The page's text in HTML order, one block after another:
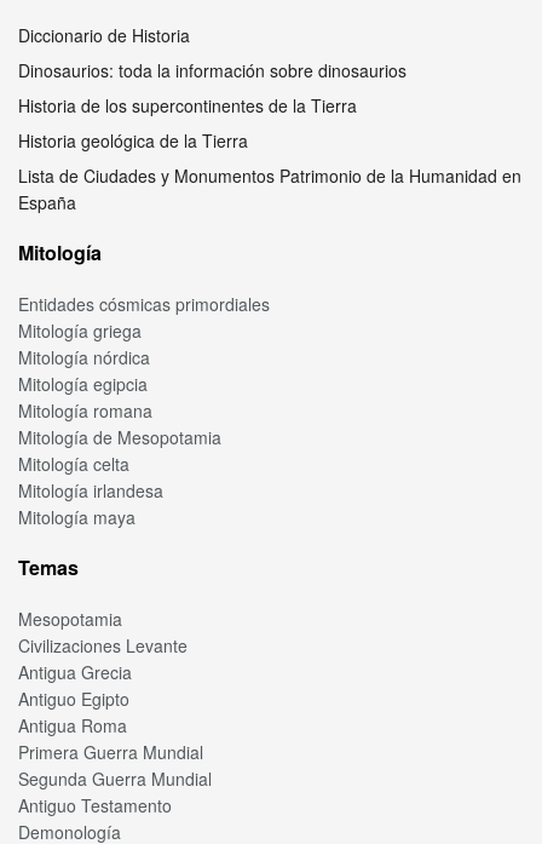
Diccionario de Historia
Dinosaurios: toda la información sobre dinosaurios
Historia de los supercontinentes de la Tierra
Historia geológica de la Tierra
Lista de Ciudades y Monumentos Patrimonio de la Humanidad en
España
Mitología
Entidades cósmicas primordiales
Mitología griega
Mitología nórdica
Mitología egipcia
Mitología romana
Mitología de Mesopotamia
Mitología celta
Mitología irlandesa
Mitología maya
Temas
Mesopotamia
Civilizaciones Levante
Antigua Grecia
Antiguo Egipto
Antigua Roma
Primera Guerra Mundial
Segunda Guerra Mundial
Antiguo Testamento
Demonología